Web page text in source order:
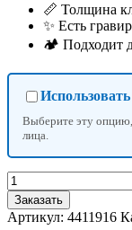
📏 Толщина
✨ Есть
🏕️ Подходит
Выберите эту опцию,
лица.
Количество
товара
Нож
туристический
Заказать
Артикул: 4411916